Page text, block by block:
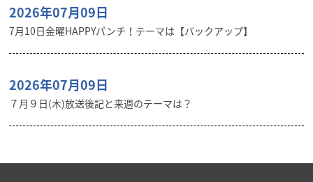
2026年07月09日
7月10日金曜HAPPYパンチ！テーマは【バックアップ】
2026年07月09日
７月９日(木)放送後記と来週のテーマは？